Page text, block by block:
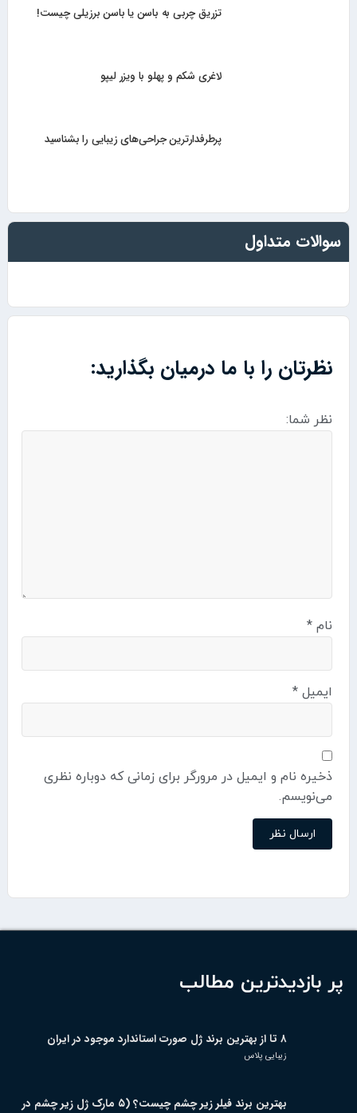
تزریق چربی به باسن یا باسن برزیلی چیست!
لاغری شکم و پهلو با ویزر لیپو
پرطرفدارترین جراحی‌های زیبایی را بشناسید
سوالات متداول
نظرتان را با ما درمیان بگذارید:
نظر شما:
نام*
ایمیل*
ذخیره نام و ایمیل در مرورگر برای زمانی که دوباره نظری
می‌نویسم.
پر بازدیدترین مطالب
۸ تا از بهترین برند ژل صورت استاندارد موجود در ایران
زیبایی پلاس
بهترین برند فیلر زیر چشم چیست؟ (۵ مارک ژل زیر چشم در